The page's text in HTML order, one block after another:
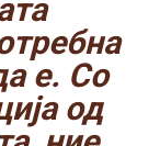
е. Со
од